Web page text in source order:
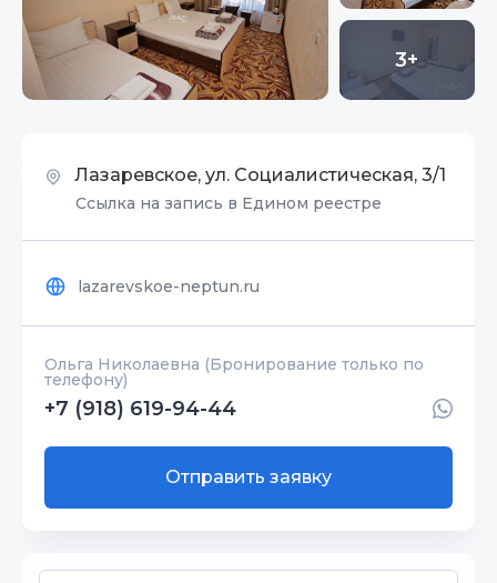
3+
Лазаревское, ул. Социалистическая, 3/1
Ссылка на запись в Едином реестре
lazarevskoe-neptun.ru
Ольга Николаевна (Бронирование только по
телефону)
+7 (918) 619-94-44
Отправить заявку